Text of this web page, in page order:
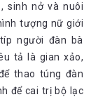
sinh nở và nuôi
tượng nữ giới
người đàn bà
tả là gian xảo,
thao túng đàn
để cai trị bộ lạc